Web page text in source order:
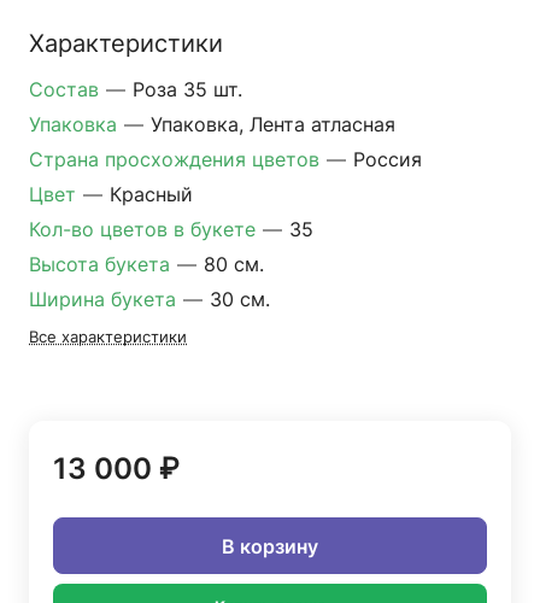
Характеристики
Состав — Роза 35 шт.
Упаковка — Упаковка, Лента атласная
Страна просхождения цветов — Россия
Цвет — Красный
Кол-во цветов в букете — 35
Высота букета — 80 см.
Ширина букета — 30 см.
Все характеристики
13 000 ₽
В корзину